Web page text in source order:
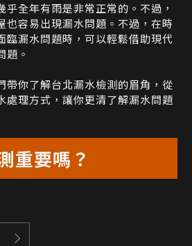
乎全年有雨是非常正常的。不過，
也容易出現漏水問題。不過，在時
臨漏水問題時，可以輕鬆借助現代
題。
帶你了解台北漏水檢測的眉角，從
處理方式，讓你更清了解漏水問題
重要嗎？